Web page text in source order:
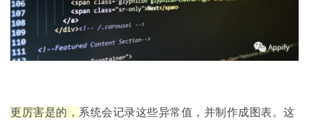
更厉害是的， 系统会记录这些异常值，并制作成图表。这